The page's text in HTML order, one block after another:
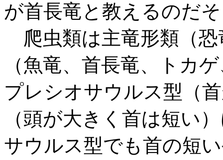
が首長竜と教えるのだ
爬虫類は主竜形類（恐
（魚竜、首長竜、トカ
プレシオサウルス型（
（頭が大きく首は短い
サウルス型でも首の短